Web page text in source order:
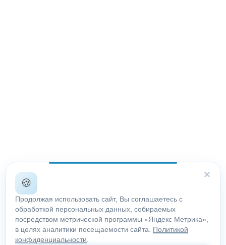
✕
🍪
Продолжая использовать сайт, Вы соглашаетесь с
обработкой персональных данных, собираемых
посредством метрической программы «Яндекс Метрика»,
в целях аналитики посещаемости сайта. Политикой
конфиденциальности.